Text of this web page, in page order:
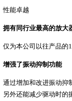
性能卓越
拥有同行业最高的放大
仅为本公司以往产品的
增强了振动抑制功能
通过增加和改进振动抑
另外还能减少驱动时的